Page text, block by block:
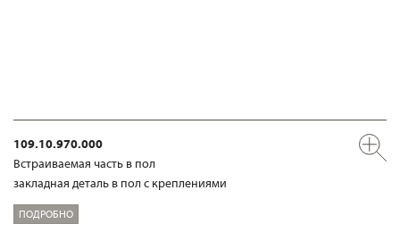
109.10.970.000
Встраиваемая часть в пол
закладная деталь в пол с креплениями
ПОДРОБНО